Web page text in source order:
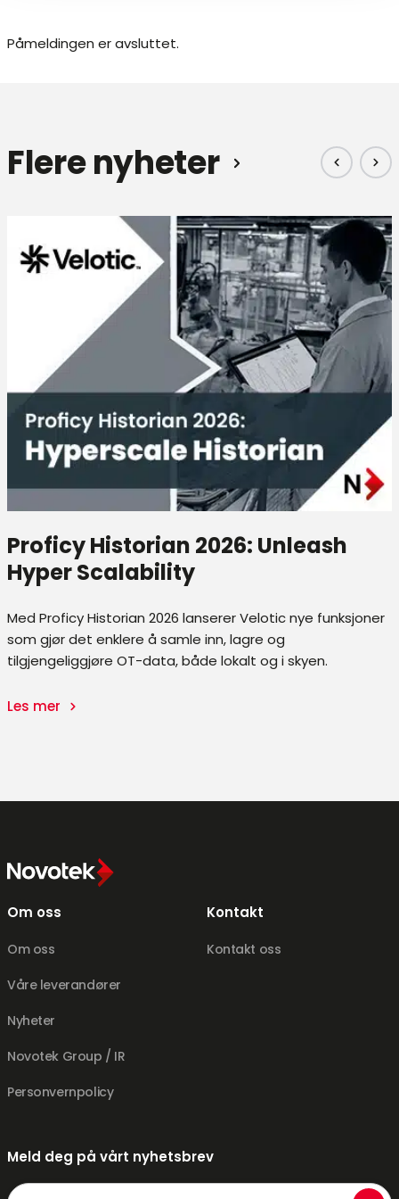
Påmeldingen er avsluttet.
Flere nyheter
Proficy Historian 2026: Unleash
Hyper Scalability
Med Proficy Historian 2026 lanserer Velotic nye funksjoner
som gjør det enklere å samle inn, lagre og
tilgjengeliggjøre OT-data, både lokalt og i skyen.
Les mer
Om oss
Om oss
Våre leverandører
Nyheter
Novotek Group / IR
Personvernpolicy
Kontakt
Kontakt oss
Meld deg på vårt nyhetsbrev
E-